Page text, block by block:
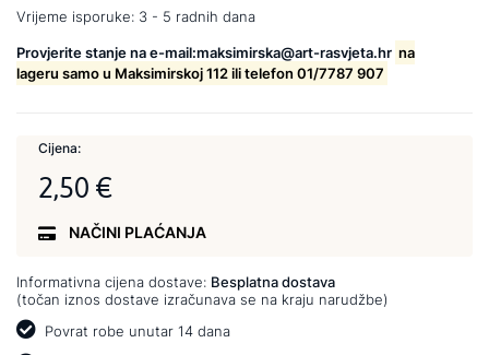
Vrijeme isporuke: 3 - 5 radnih dana
Provjerite stanje na e-mail:maksimirska@art-rasvjeta.hr na
lageru samo u Maksimirskoj 112 ili telefon 01/7787 907
Cijena:
2,50 €
NAČINI PLAĆANJA
Informativna cijena dostave: Besplatna dostava
(točan iznos dostave izračunava se na kraju narudžbe)
Povrat robe unutar 14 dana